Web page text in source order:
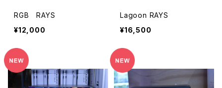
RGB RAYS
¥12,000
Lagoon RAYS
¥16,500